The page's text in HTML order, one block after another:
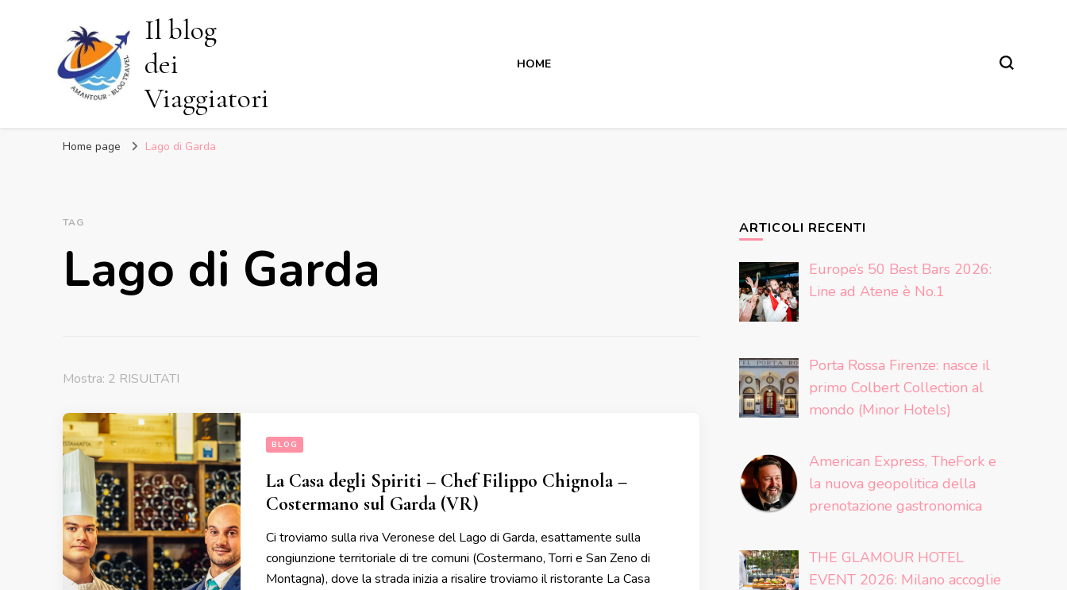
Il blog
dei
Viaggiatori
HOME
Home page Lago di Garda
TAG
Lago di Garda
Mostra: 2 RISULTATI
BLOG
La Casa degli Spiriti – Chef Filippo Chignola –
Costermano sul Garda (VR)
Ci troviamo sulla riva Veronese del Lago di Garda, esattamente sulla
congiunzione territoriale di tre comuni (Costermano, Torri e San Zeno di
Montagna), dove la strada inizia a risalire troviamo il ristorante La Casa
ARTICOLI RECENTI
Europe’s 50 Best Bars 2026:
Line ad Atene è No.1
Porta Rossa Firenze: nasce il
primo Colbert Collection al
mondo (Minor Hotels)
American Express, TheFork e
la nuova geopolitica della
prenotazione gastronomica
THE GLAMOUR HOTEL
EVENT 2026: Milano accoglie